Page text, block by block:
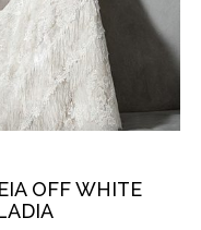
OFF WHITE